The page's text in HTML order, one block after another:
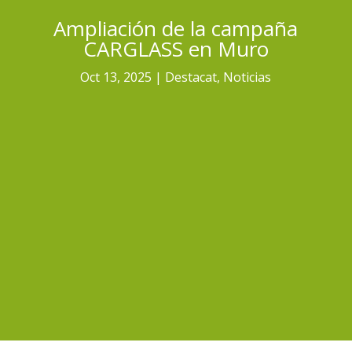
Ampliación de la campaña
CARGLASS en Muro
Oct 13, 2025 Destacat, Noticias